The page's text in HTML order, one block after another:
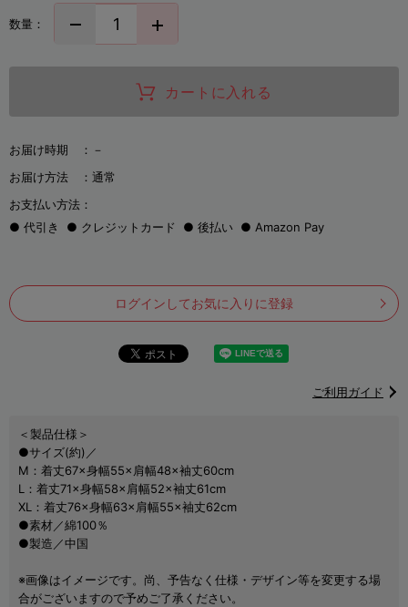
数量：
カートに入れる
お届け時期 ： －
お届け方法 ： 通常
お支払い方法：
代引き
クレジットカード 後払い Amazon Pay
ログインしてお気に入りに登録
ご利用ガイド
＜製品仕様＞
●サイズ(約)／
M：着丈67×身幅55×肩幅48×袖丈60cm
L：着丈71×身幅58×肩幅52×袖丈61cm
XL：着丈76×身幅63×肩幅55×袖丈62cm
●素材／綿100％
●製造／中国
※画像はイメージです。尚、予告なく仕様・デザイン等を変更する場
合がございますので予めご了承ください。